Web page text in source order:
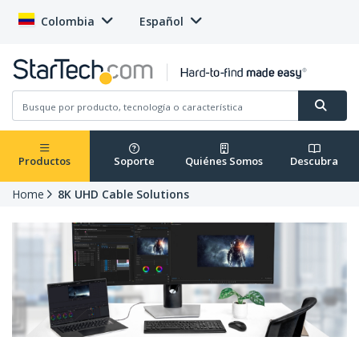
Colombia Español
Productos Soporte Quiénes Somos Descubra
Home 8K UHD Cable Solutions